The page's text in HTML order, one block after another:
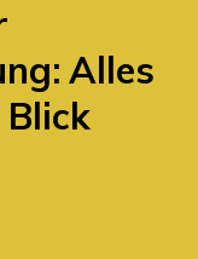
Alles